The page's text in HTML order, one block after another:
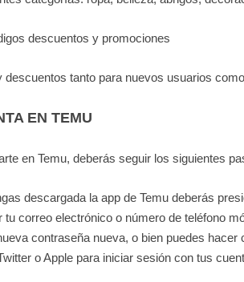
descuentos y promociones
descuentos tanto para nuevos usuarios
EN TEMU
en Temu, deberás seguir los siguientes
descargada la app de Temu deberás
tu correo electrónico o número de teléfono
contraseña nueva, o bien puedes hacer
o Apple para iniciar sesión con tus